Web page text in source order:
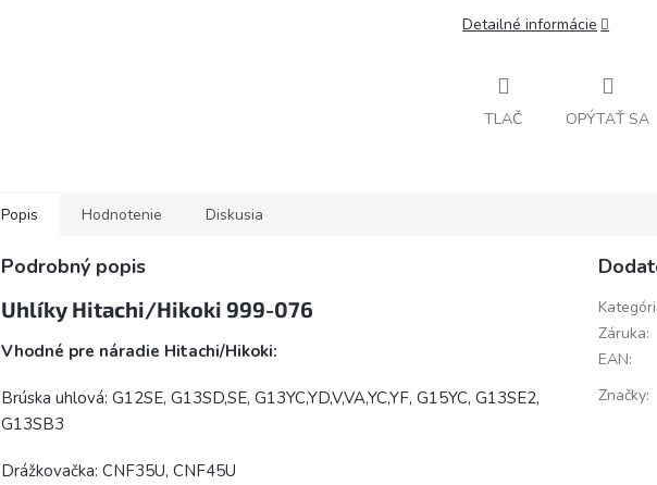
Detailné informácie
TLAČ OPÝTAŤ SA
Popis Hodnotenie Diskusia
Podrobný popis
Uhlíky Hitachi/Hikoki 999-076
Vhodné pre náradie Hitachi/Hikoki:
Brúska uhlová: G12SE, G13SD,SE, G13YC,YD,V,VA,YC,YF, G15YC, G13SE2,
G13SB3
Drážkovačka: CNF35U, CNF45U
Záruka:
EAN:
Značky: